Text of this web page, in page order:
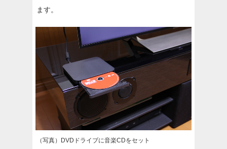
ます。
（写真）DVDドライブに音楽CDをセット